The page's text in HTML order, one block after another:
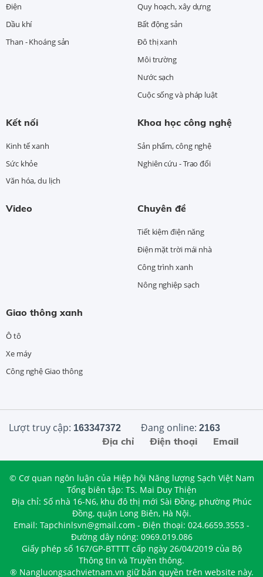
Điện
Dầu khí
Than - Khoáng sản
Quy hoạch, xây dựng
Bất động sản
Đô thị xanh
Môi trường
Nước sạch
Cuộc sống và pháp luật
Kết nối
Kinh tế xanh
Sức khỏe
Văn hóa, du lịch
Khoa học công nghệ
Sản phẩm, công nghệ
Nghiên cứu - Trao đổi
Video Chuyên đề
Tiết kiệm điện năng
Điện mặt trời mái nhà
Công trình xanh
Nông nghiệp sạch
Giao thông xanh
Ô tô
Xe máy
Công nghệ Giao thông
Lượt truy cập: 163347372 Đang online: 2163
Email
Điện thoại
Địa chỉ
© Cơ quan ngôn luận của Hiệp hội Năng lượng Sạch Việt Nam
Tổng biên tập: TS. Mai Duy Thiện
Địa chỉ: Số nhà 16-N6, khu đô thị mới Sài Đồng, phường Phúc
Đồng, quận Long Biên, Hà Nội.
Email: Tapchinlsvn@gmail.com - Điện thoại: 024.6659.3553 -
Đường dây nóng: 0969.019.086
Giấy phép số 167/GP-BTTTT cấp ngày 26/04/2019 của Bộ
Thông tin và Truyền thông.
® Nangluongsachvietnam.vn giữ bản quyền trên website này.